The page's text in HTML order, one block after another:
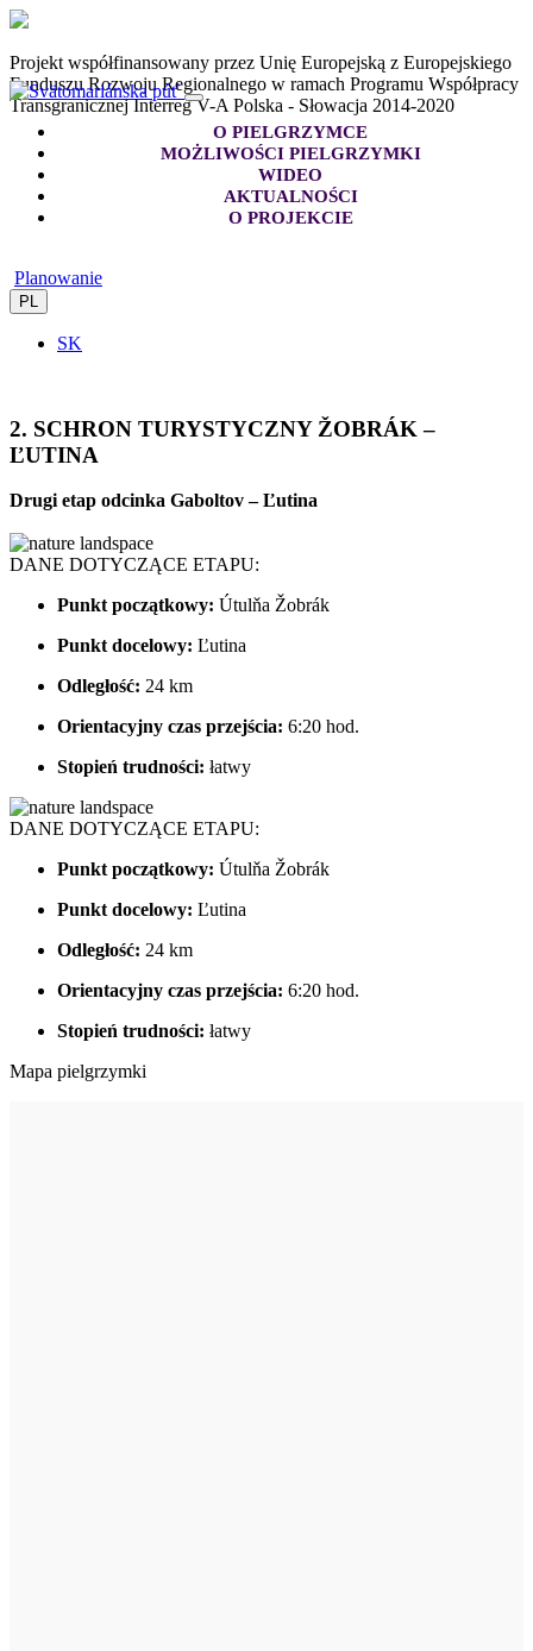
Projekt współfinansowany przez Unię Europejską z Europejskiego
Funduszu Rozwoju Regionalnego w ramach Programu Współpracy
Transgranicznej Interreg V-A Polska - Słowacja 2014-2020
O PIELGRZYMCE
MOŻLIWOŚCI PIELGRZYMKI
WIDEO
AKTUALNOŚCI
O PROJEKCIE
Planowanie
PL
SK
2. SCHRON TURYSTYCZNY ŽOBRÁK –
ĽUTINA
Drugi etap odcinka Gaboltov – Ľutina
DANE DOTYCZĄCE ETAPU:
Punkt początkowy: Útulňa Žobrák
Punkt docelowy: Ľutina
Odległość: 24 km
Orientacyjny czas przejścia: 6:20 hod.
Stopień trudności: łatwy
DANE DOTYCZĄCE ETAPU:
Punkt początkowy: Útulňa Žobrák
Punkt docelowy: Ľutina
Odległość: 24 km
Orientacyjny czas przejścia: 6:20 hod.
Stopień trudności: łatwy
Mapa pielgrzymki